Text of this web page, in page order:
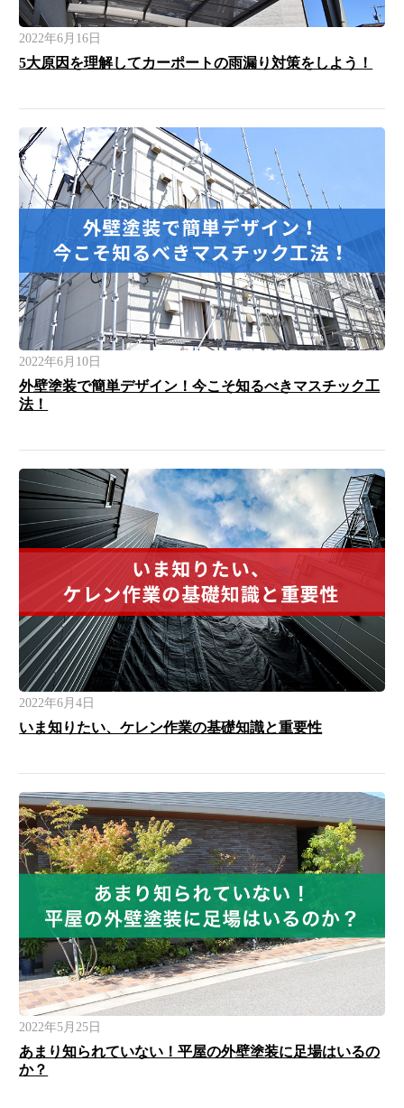
2022年6月16日
5大原因を理解してカーポートの雨漏り対策をしよう！
2022年6月10日
外壁塗装で簡単デザイン！今こそ知るべきマスチック工
法！
2022年6月4日
いま知りたい、ケレン作業の基礎知識と重要性
2022年5月25日
あまり知られていない！平屋の外壁塗装に足場はいるの
か？